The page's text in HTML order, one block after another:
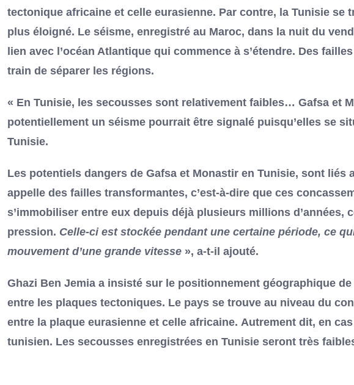
tectonique africaine et celle eurasienne. Par contre, la Tunisie se
plus éloigné. Le séisme, enregistré au Maroc, dans la nuit du
lien avec l’océan Atlantique qui commence à s’étendre. Des
train de séparer les régions.
« En Tunisie, les secousses sont relativement faibles… Gafsa et
potentiellement un séisme pourrait être signalé puisqu’elles se
Tunisie.
Les potentiels dangers de Gafsa et Monastir en Tunisie, sont liés
appelle des failles transformantes, c’est-à-dire que ces
s’immobiliser entre eux depuis déjà plusieurs millions d’années,
pression. Celle-ci est stockée pendant une certaine période, ce
mouvement d’une grande vitesse », a-t-il ajouté.
Ghazi Ben Jemia a insisté sur le positionnement géographique
entre les plaques tectoniques. Le pays se trouve au niveau du
entre la plaque eurasienne et celle africaine. Autrement dit, en
tunisien. Les secousses enregistrées en Tunisie seront très